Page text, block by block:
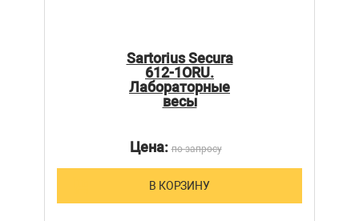
Sartorius Secura
612-1ORU.
Лабораторные
весы
Цена:по запросу
В КОРЗИНУ